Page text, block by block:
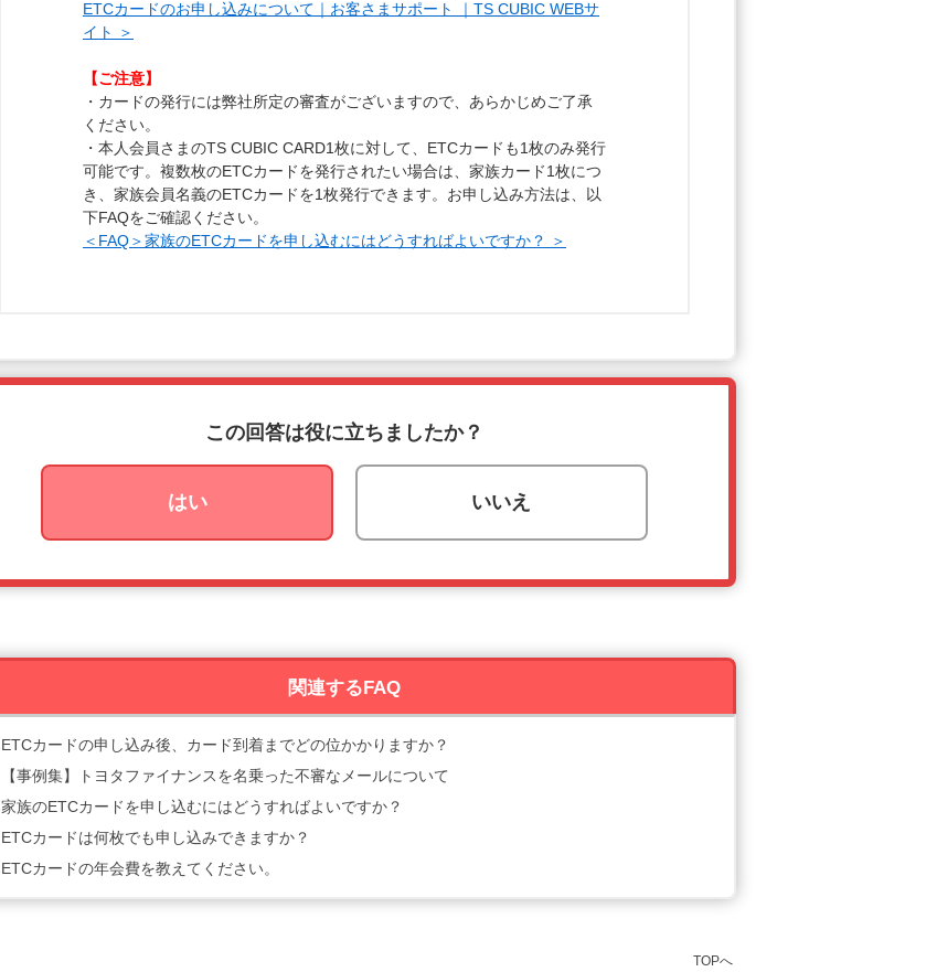
ETCカードのお申し込みについて｜お客さまサポート ｜TS CUBIC WEBサ
イト ＞
【ご注意】
・カードの発行には弊社所定の審査がございますので、あらかじめご了承
ください。
・本人会員さまのTS CUBIC CARD1枚に対して、ETCカードも1枚のみ発行
可能です。複数枚のETCカードを発行されたい場合は、家族カード1枚につ
き、家族会員名義のETCカードを1枚発行できます。お申し込み方法は、以
下FAQをご確認ください。
＜FAQ＞家族のETCカードを申し込むにはどうすればよいですか？ ＞
この回答は役に立ちましたか？
はい いいえ
関連するFAQ
ETCカードの申し込み後、カード到着までどの位かかりますか？
【事例集】トヨタファイナンスを名乗った不審なメールについて
家族のETCカードを申し込むにはどうすればよいですか？
ETCカードは何枚でも申し込みできますか？
ETCカードの年会費を教えてください。
TOPへ